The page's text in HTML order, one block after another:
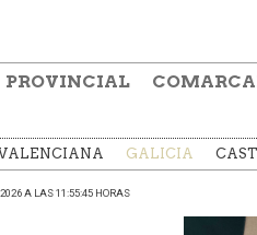
PROVINCIAL
GALICIA
A LAS 11:55:45 HORAS